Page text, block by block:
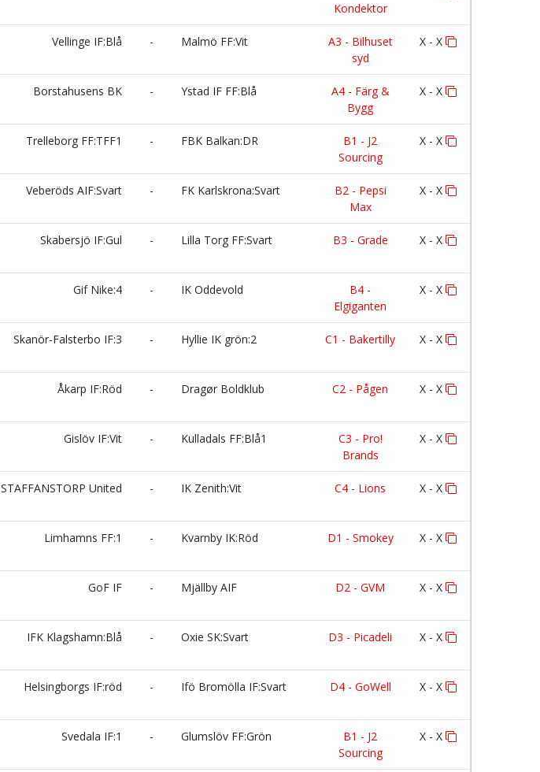
Kondektor
Vellinge IF:Blå - Malmö FF:Vit
A3 - Bilhuset
syd
X - X
Borstahusens BK - Ystad IF FF:Blå
A4 - Färg &
Bygg
X - X
Trelleborg FF:TFF1 - FBK Balkan:DR
B1 - J2
Sourcing
X - X
Veberöds AIF:Svart - FK Karlskrona:Svart
B2 - Pepsi
Max
X - X
Skabersjö IF:Gul - Lilla Torg FF:Svart B3 - Grade X - X
Gif Nike:4 - IK Oddevold
B4 -
Elgiganten
X - X
Skanör-Falsterbo IF:3 - Hyllie IK grön:2 C1 - Bakertilly X - X
Åkarp IF:Röd - Dragør Boldklub C2 - Pågen X - X
Gislöv IF:Vit - Kulladals FF:Blå1
C3 - Pro!
Brands
X - X
STAFFANSTORP United - IK Zenith:Vit C4 - Lions X - X
Limhamns FF:1 - Kvarnby IK:Röd D1 - Smokey X - X
GoF IF - Mjällby AIF D2 - GVM X - X
IFK Klagshamn:Blå - Oxie SK:Svart D3 - Picadeli X - X
Helsingborgs IF:röd - Ifö Bromölla IF:Svart D4 - GoWell X - X
Svedala IF:1 - Glumslöv FF:Grön
B1 - J2
Sourcing
X - X